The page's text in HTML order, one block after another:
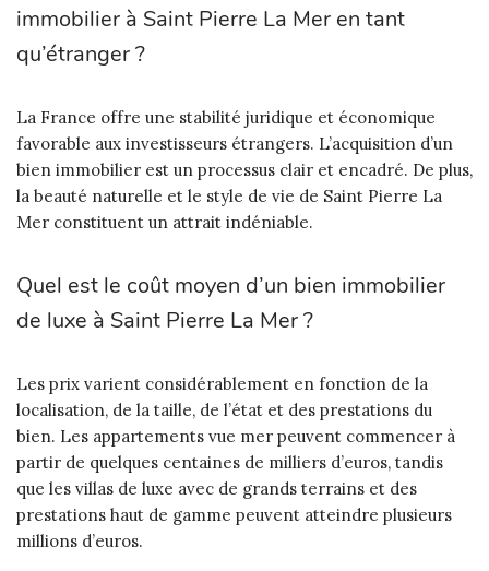
immobilier à Saint Pierre La Mer en tant
qu’étranger ?
La France offre une stabilité juridique et économique
favorable aux investisseurs étrangers. L’acquisition d’un
bien immobilier est un processus clair et encadré. De plus,
la beauté naturelle et le style de vie de Saint Pierre La
Mer constituent un attrait indéniable.
Quel est le coût moyen d’un bien immobilier
de luxe à Saint Pierre La Mer ?
Les prix varient considérablement en fonction de la
localisation, de la taille, de l’état et des prestations du
bien. Les appartements vue mer peuvent commencer à
partir de quelques centaines de milliers d’euros, tandis
que les villas de luxe avec de grands terrains et des
prestations haut de gamme peuvent atteindre plusieurs
millions d’euros.